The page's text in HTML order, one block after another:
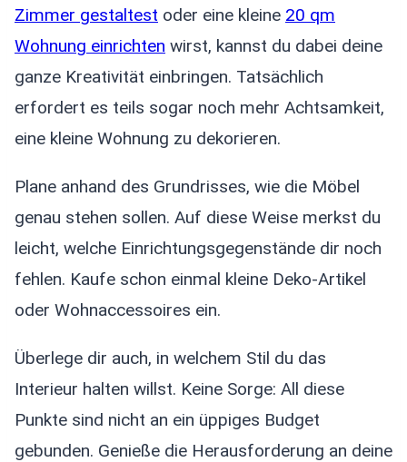
Zimmer gestaltest oder eine kleine 20 qm
Wohnung einrichten wirst, kannst du dabei deine
ganze Kreativität einbringen. Tatsächlich
erfordert es teils sogar noch mehr Achtsamkeit,
eine kleine Wohnung zu dekorieren.
Plane anhand des Grundrisses, wie die Möbel
genau stehen sollen. Auf diese Weise merkst du
leicht, welche Einrichtungsgegenstände dir noch
fehlen. Kaufe schon einmal kleine Deko-Artikel
oder Wohnaccessoires ein.
Überlege dir auch, in welchem Stil du das
Interieur halten willst. Keine Sorge: All diese
Punkte sind nicht an ein üppiges Budget
gebunden. Genieße die Herausforderung an deine